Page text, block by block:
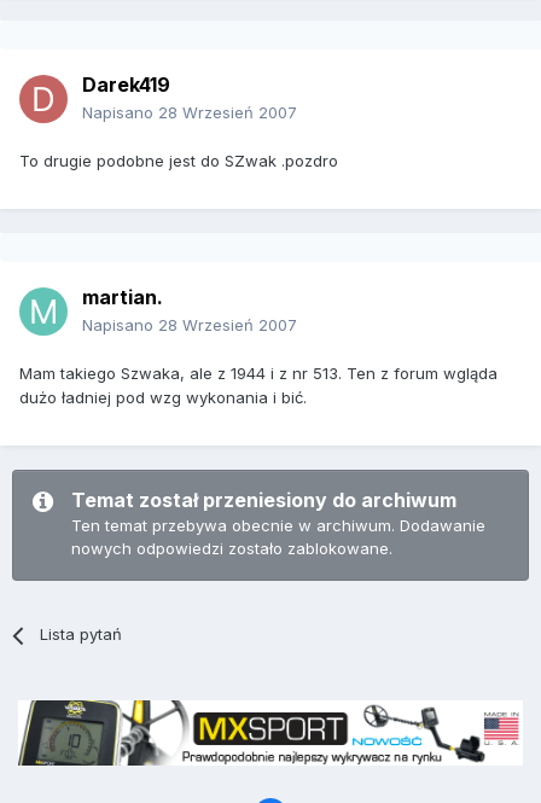
Darek419
Napisano 28 Wrzesień 2007
To drugie podobne jest do SZwak .pozdro
martian.
Napisano 28 Wrzesień 2007
Mam takiego Szwaka, ale z 1944 i z nr 513. Ten z forum wgląda
dużo ładniej pod wzg wykonania i bić.
Temat został przeniesiony do archiwum
Ten temat przebywa obecnie w archiwum. Dodawanie
nowych odpowiedzi zostało zablokowane.
Lista pytań